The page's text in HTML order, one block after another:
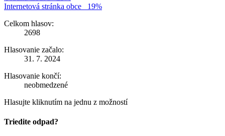
Internetová stránka obce
19%
Celkom hlasov:
2698
Hlasovanie začalo:
31. 7. 2024
Hlasovanie končí:
neobmedzené
Hlasujte kliknutím na jednu z možností
Triedite odpad?